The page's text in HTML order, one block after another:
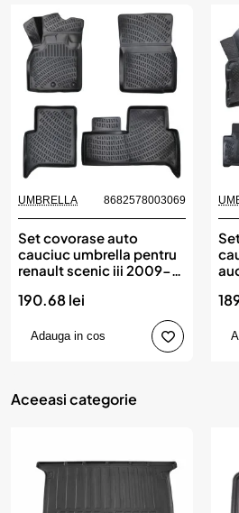
UMBRELLA 8682578003069
Set covorase auto
cauciuc umbrella pentru
renault scenic iii 2009-
190.68 lei
Adauga in cos
Aceeasi categorie